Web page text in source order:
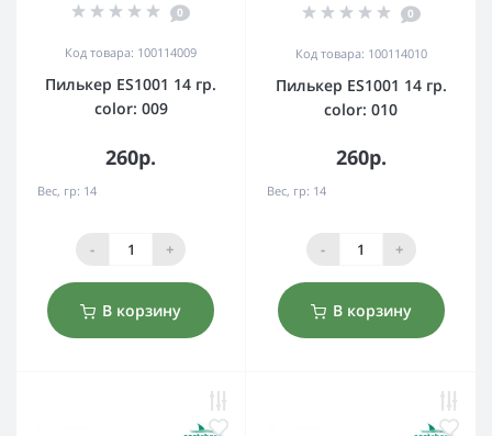
0
Код товара: 100114009
Пилькер ES1001 14 гр.
color: 009
260р.
Вес, гр: 14
- +
В корзину
0
Код товара: 100114010
Пилькер ES1001 14 гр.
color: 010
260р.
Вес, гр: 14
- +
В корзину